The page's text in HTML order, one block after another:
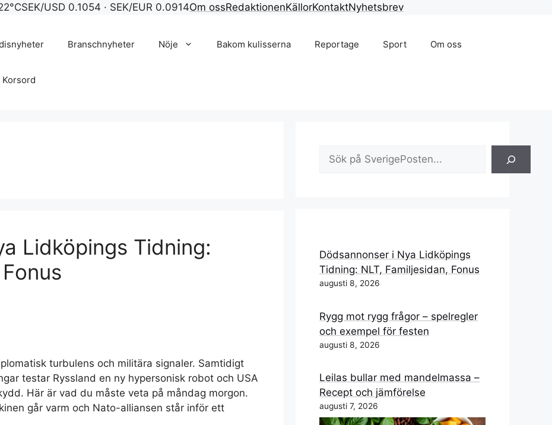
SEK/USD 0.1054 · SEK/EUR 0.0914Om ossRedaktionenKällorKontaktNyhetsbrev
Branschnyheter Nöje Bakom kulisserna Reportage Sport Om oss
Korsord
Lidköpings Tidning:
turbulens och militära signaler. Samtidigt
testar Ryssland en ny hypersonisk robot och USA
Här är vad du måste veta på måndag morgon.
går varm och Nato-alliansen står inför ett
Sök
Dödsannonser i Nya Lidköpings
Tidning: NLT, Familjesidan, Fonus
augusti 8, 2026
Rygg mot rygg frågor – spelregler
och exempel för festen
augusti 8, 2026
Leilas bullar med mandelmassa –
Recept och jämförelse
augusti 7, 2026